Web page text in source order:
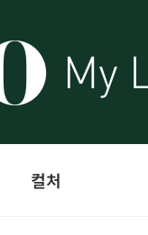
컬처